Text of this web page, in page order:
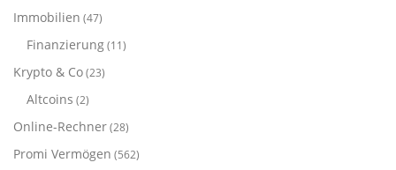
Immobilien (47)
Finanzierung(11)
Krypto & Co(23)
Altcoins (2)
Online-Rechner(28)
Promi Vermögen (562)